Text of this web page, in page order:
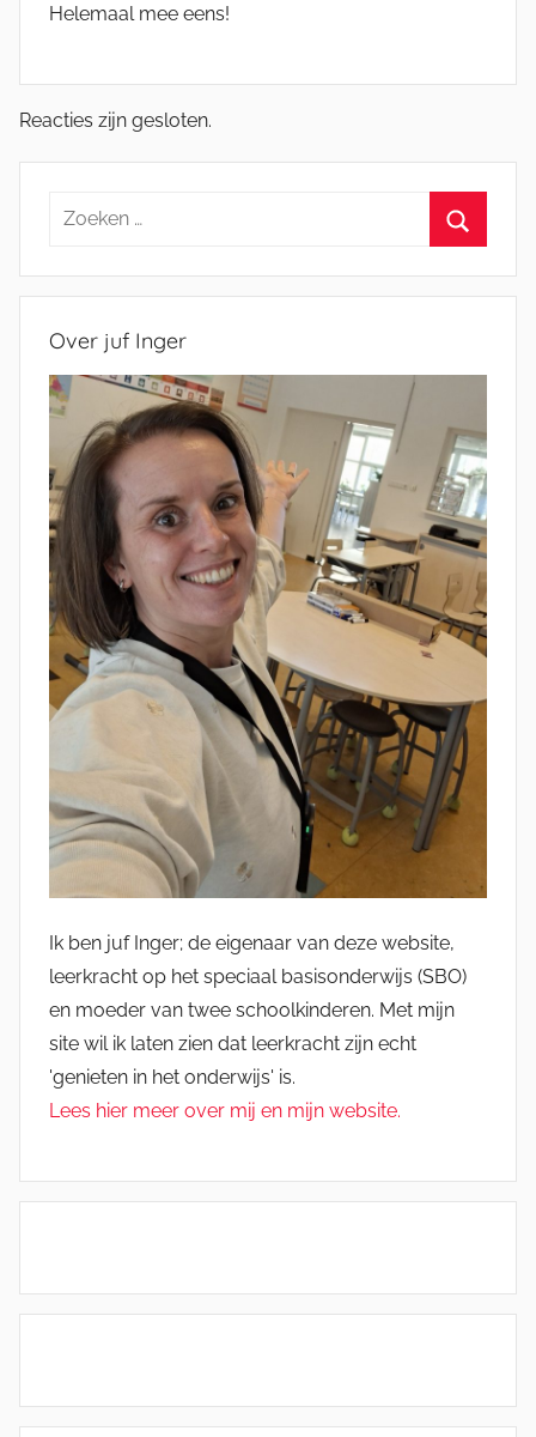
Helemaal mee eens!
Reacties zijn gesloten.
Zoeken
Over juf Inger
Ik ben juf Inger; de eigenaar van deze website,
leerkracht op het speciaal basisonderwijs (SBO)
en moeder van twee schoolkinderen. Met mijn
site wil ik laten zien dat leerkracht zijn echt
'genieten in het onderwijs' is.
Lees hier meer over mij en mijn website.